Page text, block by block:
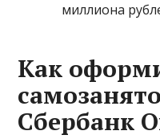
миллиона
Как
Сбербанк